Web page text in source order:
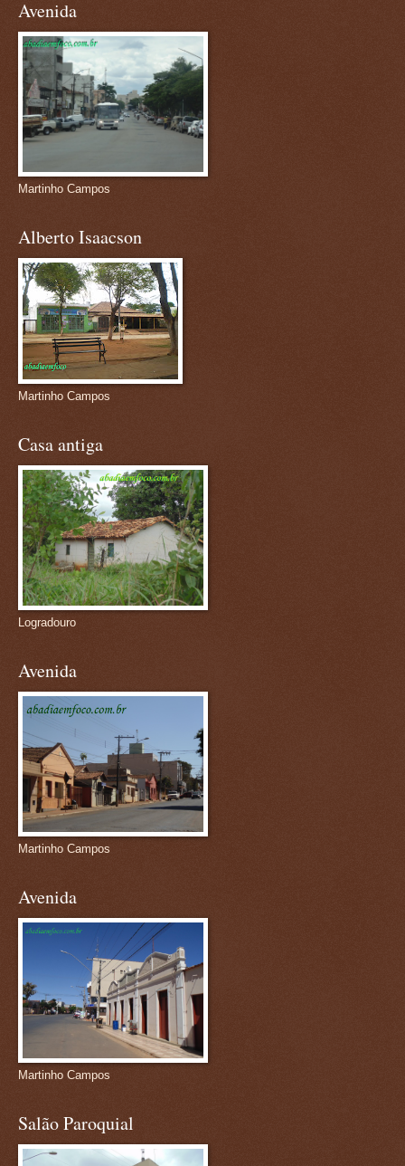
Avenida
Martinho Campos
Alberto Isaacson
Martinho Campos
Casa antiga
Logradouro
Avenida
Martinho Campos
Avenida
Martinho Campos
Salão Paroquial